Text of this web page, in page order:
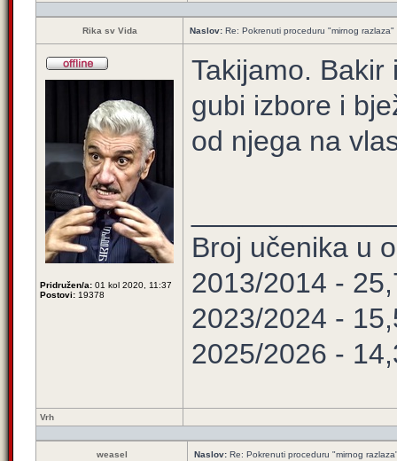
Rika sv Vida Naslov: Re: Pokrenuti proceduru "mirnog razlaza"
Pridružen/a: 01 kol 2020, 11:37
Postovi: 19378
Takijamo. Bakir
gubi izbore i
od njega na
Broj učenika u
2013/2014 -
2023/2024 -
2025/2026 -
Vrh
weasel Naslov: Re: Pokrenuti proceduru "mirnog